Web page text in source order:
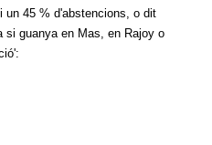
un 45 % d'abstencions, o dit
si guanya en Mas, en Rajoy o